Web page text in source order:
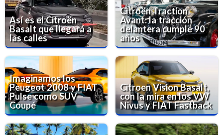
Así es el Citroën
Basalt que llegará a
las calles
Citroën Traction
Avant: la tracción
delantera cumple 90
años
Imaginamos los
Peugeot 2008 y FIAT
Pulse como SUV
Coupé
Citroen Vision Basalt,
con la mira en los VW
Nivus y FIAT Fastback